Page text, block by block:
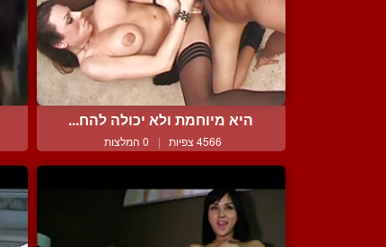
היא מיוחמת ולא יכולה להח...
4566 צפיות | 0 המלצות